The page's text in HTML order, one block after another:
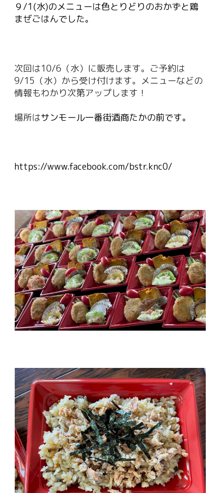
９/1(水)のメニューは色とりどりのおかずと鶏
まぜごはんでした。
次回は10/6（水）に販売します。ご予約は
9/15（水）から受け付けます。メニューなどの
情報もわかり次第アップします！
場所はサンモール一番街酒商たかの前です。
https://www.facebook.com/bstr.knc0/